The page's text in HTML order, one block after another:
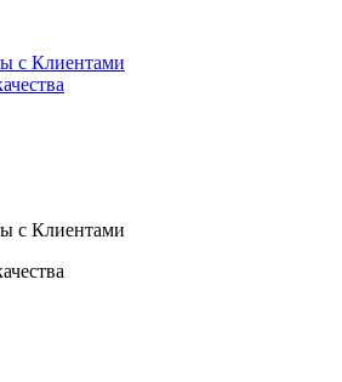
с Клиентами
с Клиентами